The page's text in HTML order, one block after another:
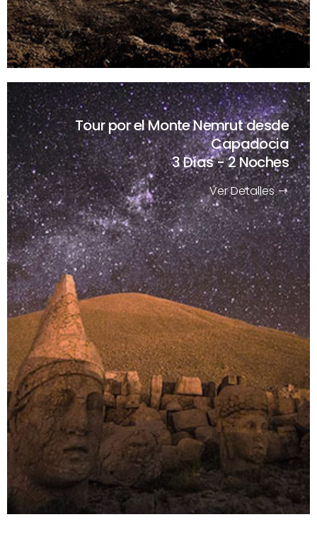
Tour por el Monte Nemrut desde
Capadocia
3 Días - 2 Noches
Ver Detalles